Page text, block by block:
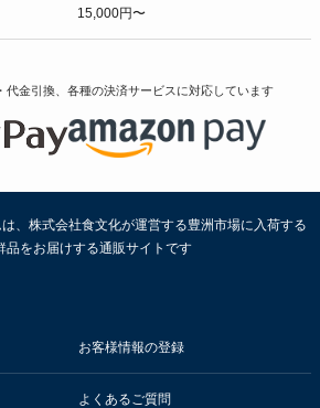
15,000円〜
代金引換、各種の決済サービスに対応しています
、株式会社食文化が運営する豊洲市場に入荷する
品をお届けする通販サイトです
お客様情報の登録
よくあるご質問